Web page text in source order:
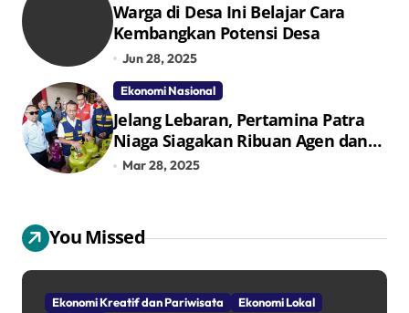
Warga di Desa Ini Belajar Cara
Kembangkan Potensi Desa
Jun 28, 2025
Ekonomi Nasional
Jelang Lebaran, Pertamina Patra
Niaga Siagakan Ribuan Agen dan
Pangkalan LPG 3 Kg
Mar 28, 2025
You Missed
Ekonomi Kreatif dan Pariwisata
Ekonomi Lokal